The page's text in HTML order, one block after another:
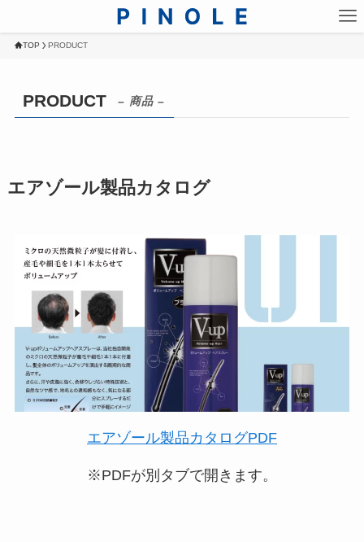
TOP PRODUCT
PRODUCT – 商品 –
エアゾール製品カタログ
エアゾール製品カタログPDF
※PDFが別タブで開きます。